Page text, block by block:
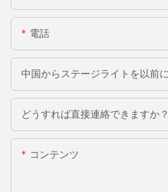
電話
どうすれば直接連絡できますか？
コンテンツ